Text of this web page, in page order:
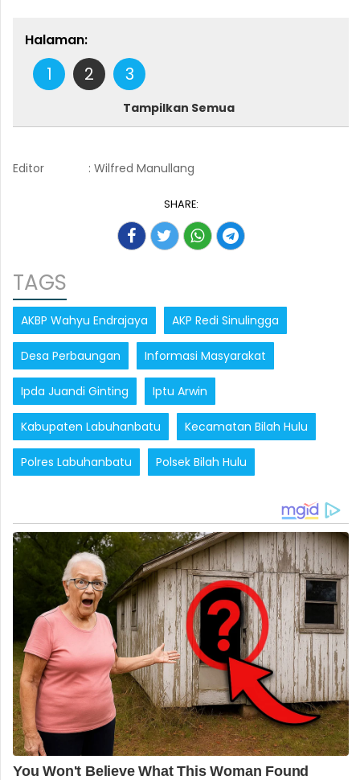
Halaman:
1 2 3
Tampilkan Semua
Editor : Wilfred Manullang
SHARE:
TAGS
AKBP Wahyu Endrajaya AKP Redi Sinulingga
Desa Perbaungan Informasi Masyarakat
Ipda Juandi Ginting Iptu Arwin
Kabupaten Labuhanbatu Kecamatan Bilah Hulu
Polres Labuhanbatu Polsek Bilah Hulu